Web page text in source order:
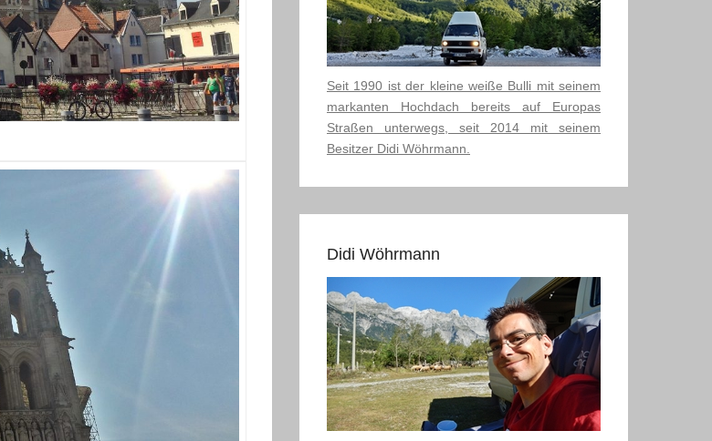
Seit 1990 ist der kleine weiße Bulli mit seinem
markanten Hochdach bereits auf Europas
Straßen unterwegs, seit 2014 mit seinem
Besitzer Didi Wöhrmann.
Didi Wöhrmann